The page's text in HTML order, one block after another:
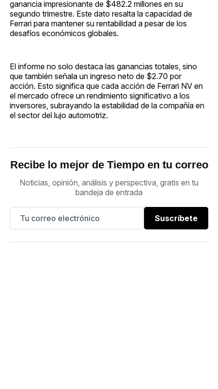
ganancia impresionante de $482.2 millones en su
segundo trimestre. Este dato resalta la capacidad de
Ferrari para mantener su rentabilidad a pesar de los
desafíos económicos globales.
El informe no solo destaca las ganancias totales, sino
que también señala un ingreso neto de $2.70 por
acción. Esto significa que cada acción de Ferrari NV en
el mercado ofrece un rendimiento significativo a los
inversores, subrayando la estabilidad de la compañía en
el sector del lujo automotriz.
Recibe lo mejor de Tiempo en tu correo
Noticias, opinión, análisis y perspectiva, gratis en tu
bandeja de entrada
Suscríbete